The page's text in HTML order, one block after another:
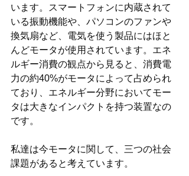
います。スマートフォンに内蔵されて
いる振動機能や、パソコンのファンや
換気扇など、電気を使う製品にはほと
んどモータが使用されています。エネ
ルギー消費の観点から見ると、消費電
力の約40%がモータによって占められ
ており、エネルギー分野においてモー
タは大きなインパクトを持つ装置なの
です。
私達は今モータに関して、三つの社会
課題があると考えています。